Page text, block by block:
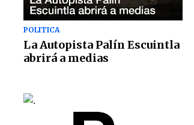
POLITICA
La Autopista Palín Escuintla
abrirá a medias